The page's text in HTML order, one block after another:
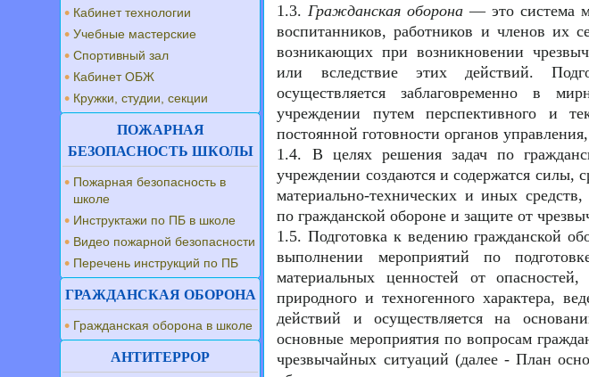
1.3.Гражданская оборона — это система
воспитанников, работников и членов их
возникающих при возникновении
или вследствие этих действий.
осуществляется заблаговременно в
учреждении путем перспективного и
постоянной готовности органов
1.4. В целях решения задач по
учреждении создаются и содержатся силы,
материально-технических и иных
по гражданской обороне и защите от
1.5. Подготовка к ведению гражданской
выполнении мероприятий по
материальных ценностей от
природного и техногенного характера,
действий и осуществляется на
основные мероприятия по вопросам
чрезвычайных ситуаций (далее - План
Кабинет технологии
Учебные мастерские
Спортивный зал
Кабинет ОБЖ
Кружки, студии, секции
ПОЖАРНАЯ
БЕЗОПАСНОСТЬ ШКОЛЫ
Пожарная безопасность в
школе
Инструктажи по ПБ в школе
Видео пожарной безопасности
Перечень инструкций по ПБ
ГРАЖДАНСКАЯ ОБОРОНА
Гражданская оборона в школе
АНТИТЕРРОР